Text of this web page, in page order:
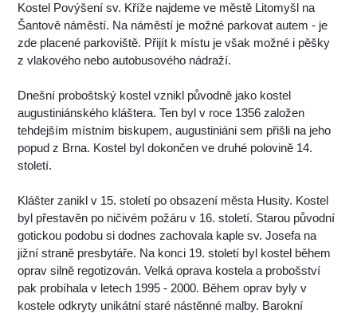
Kostel Povýšení sv. Kříže najdeme ve městě Litomyšl na
Šantově náměstí. Na náměstí je možné parkovat autem - je
zde placené parkoviště. Přijít k místu je však možné i pěšky
z vlakového nebo autobusového nádraží.
Dnešní proboštský kostel vznikl původně jako kostel
augustiniánského kláštera. Ten byl v roce 1356 založen
tehdejším místním biskupem, augustiniáni sem přišli na jeho
popud z Brna. Kostel byl dokončen ve druhé polovině 14.
století.
Klášter zanikl v 15. století po obsazení města Husity. Kostel
byl přestavěn po ničivém požáru v 16. století. Starou původní
gotickou podobu si dodnes zachovala kaple sv. Josefa na
jižní straně presbytáře. Na konci 19. století byl kostel během
oprav silně regotizován. Velká oprava kostela a probošství
pak probíhala v letech 1995 - 2000. Během oprav byly v
kostele odkryty unikátní staré nástěnné malby. Barokní